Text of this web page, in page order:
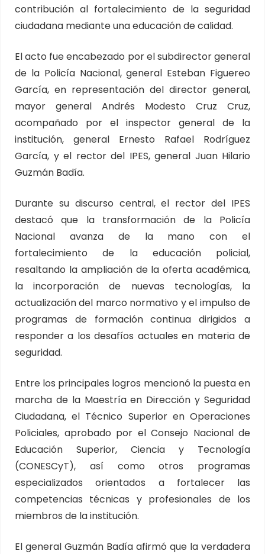
contribución al fortalecimiento de la seguridad
ciudadana mediante una educación de calidad.
El acto fue encabezado por el subdirector general
de la Policía Nacional, general Esteban Figuereo
García, en representación del director general,
mayor general Andrés Modesto Cruz Cruz,
acompañado por el inspector general de la
institución, general Ernesto Rafael Rodríguez
García, y el rector del IPES, general Juan Hilario
Guzmán Badía.
Durante su discurso central, el rector del IPES
destacó que la transformación de la Policía
Nacional avanza de la mano con el
fortalecimiento de la educación policial,
resaltando la ampliación de la oferta académica,
la incorporación de nuevas tecnologías, la
actualización del marco normativo y el impulso de
programas de formación continua dirigidos a
responder a los desafíos actuales en materia de
seguridad.
Entre los principales logros mencionó la puesta en
marcha de la Maestría en Dirección y Seguridad
Ciudadana, el Técnico Superior en Operaciones
Policiales, aprobado por el Consejo Nacional de
Educación Superior, Ciencia y Tecnología
(CONESCyT), así como otros programas
especializados orientados a fortalecer las
competencias técnicas y profesionales de los
miembros de la institución.
El general Guzmán Badía afirmó que la verdadera